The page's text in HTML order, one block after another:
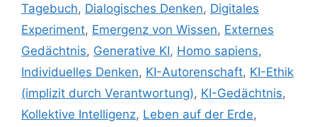
Tagebuch, Dialogisches Denken, Digitales
Experiment, Emergenz von Wissen, Externes
Gedächtnis, Generative KI, Homo sapiens,
Individuelles Denken, KI-Autorenschaft, KI-Ethik
(implizit durch Verantwortung), KI-Gedächtnis,
Kollektive Intelligenz, Leben auf der Erde,